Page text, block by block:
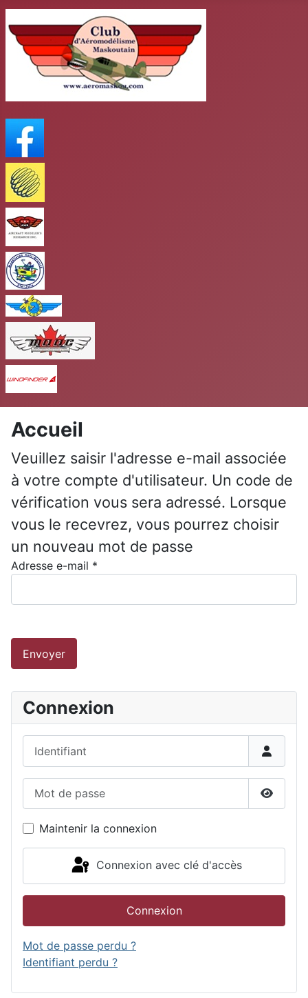
Club mars
Accueil
Veuillez saisir l'adresse e-mail associée
à votre compte d'utilisateur. Un code de
vérification vous sera adressé. Lorsque
vous le recevrez, vous pourrez choisir
un nouveau mot de passe
Adresse e-mail *
Envoyer
Connexion
Maintenir la connexion
Connexion avec clé d'accès
Connexion
Mot de passe perdu ?
Identifiant perdu ?